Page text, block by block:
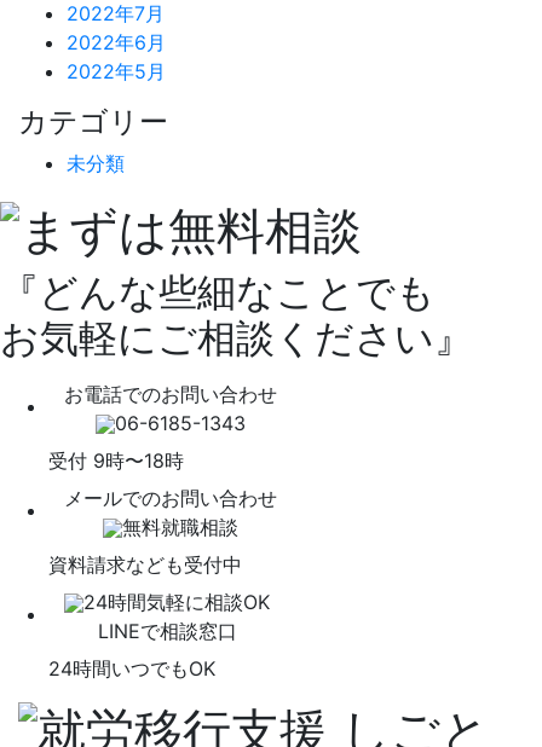
2022年7月
2022年6月
2022年5月
カテゴリー
未分類
『どんな些細なことでも
お気軽にご相談ください』
お電話でのお問い合わせ
06-6185-1343
受付 9時〜18時
メールでのお問い合わせ
無料就職相談
資料請求なども受付中
24時間気軽に相談OK
LINEで相談窓口
24時間いつでもOK